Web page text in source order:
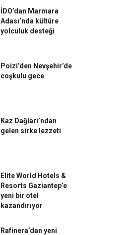
İDO’dan Marmara
Adası’nda kültüre
yolculuk desteği
Poizi’den Nevşehir’de
coşkulu gece
Kaz Dağları’ndan
gelen sirke lezzeti
Elite World Hotels &
Resorts Gaziantep’e
yeni bir otel
kazandırıyor
Rafinera’dan yeni